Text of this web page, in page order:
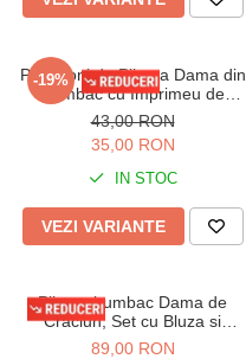
-19%
Pantaloni de Pijama Dama din
Bumbac cu Imprimeu de
Craciun 8320
43,00 RON
35,00 RON
IN STOC
VEZI VARIANTE
Pijama bumbac Dama de
Craciun, Set cu Bluza si
Pantaloni lungi, rosu 01014
89,00 RON